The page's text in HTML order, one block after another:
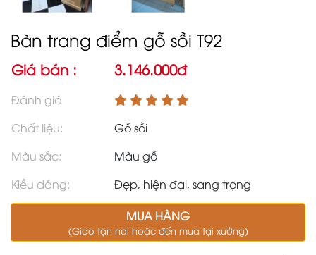
Bàn trang điểm gỗ sồi T92
Giá bán : 3.146.000đ
Đánh giá
Chất liệu:
Gỗ sồi
Màu sắc:
Màu gỗ
Kiều dáng:
Đẹp, hiện đại, sang trọng
MUA HÀNG
(Giao tận nơi hoặc đến mua tại xưởng)